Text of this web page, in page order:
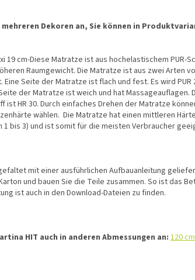
Dekoren an, Sie können in
19 cm-Diese Matratze ist aus hochelastischem PUR-
Raumgewicht. Die Matratze ist aus zwei Arten
Seite der Matratze ist flach und fest. Es wird PUR
der Matratze ist weich und hat Massageauflagen.
HR 30. Durch einfaches Drehen der Matratze
wählen. Die Matratze hat einen mittleren
1 bis 3) und ist somit für die meisten Verbraucher
mit einer ausführlichen Aufbauanleitung
und bauen Sie die Teile zusammen. So ist das
ist auch in den Download-Dateien zu finden.
HIT auch in anderen Abmessungen an: 120 cm